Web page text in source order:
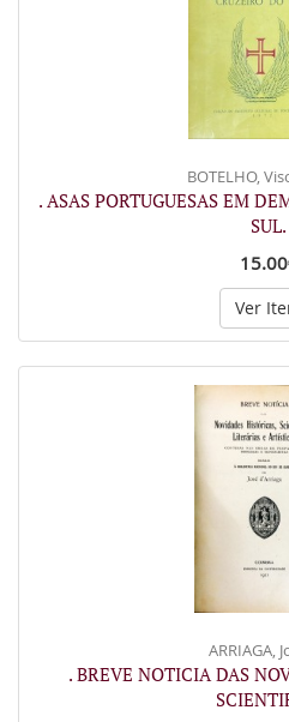
BOTELHO,
. ASAS PORTUGUESAS EM
SUL.
Ver
ARRIAGA,
. BREVE NOTICIA DAS